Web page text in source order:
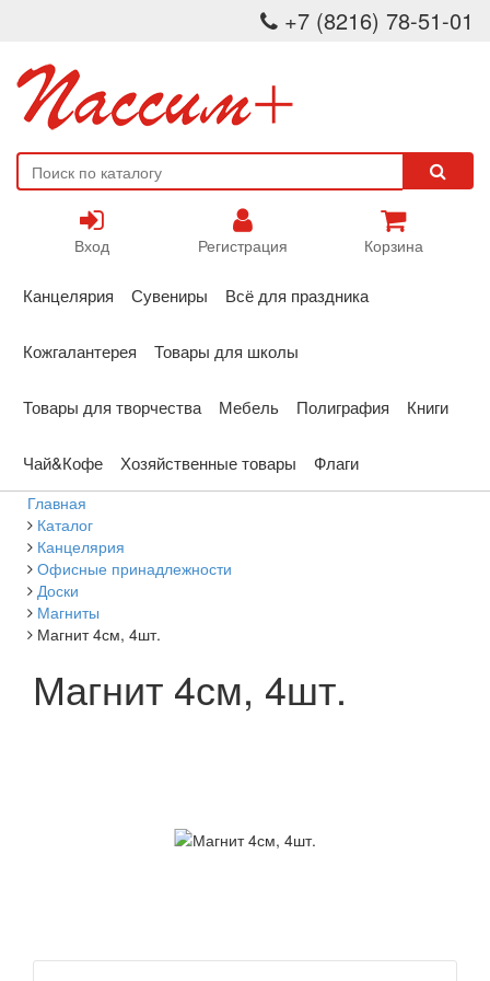
+7 (8216) 78-51-01
Вход Регистрация Корзина
Канцелярия Сувениры Всё для праздника
Кожгалантерея Товары для школы
Товары для творчества Мебель Полиграфия Книги
Чай&Кофе Хозяйственные товары Флаги
Главная
Каталог
Канцелярия
Офисные принадлежности
Доски
Магниты
Магнит 4см, 4шт.
Магнит 4см, 4шт.